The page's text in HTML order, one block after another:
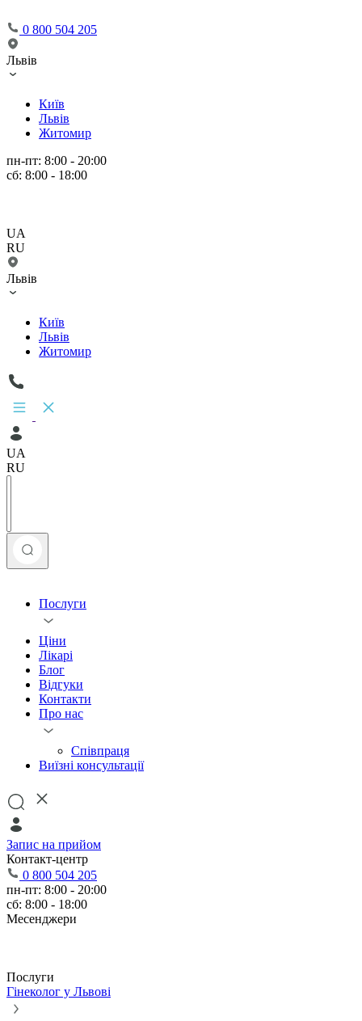
0 800 504 205
Львів
Київ
Львів
Житомир
пн-пт: 8:00 - 20:00
сб: 8:00 - 18:00
UA
RU
Львів
Київ
Львів
Житомир
UA
RU
Послуги
Ціни
Лікарі
Блог
Відгуки
Контакти
Про нас
Співпраця
Виїзні консультації
Запис на прийом
Контакт-центр
0 800 504 205
пн-пт: 8:00 - 20:00
сб: 8:00 - 18:00
Месенджери
Послуги
Гінеколог у Львові